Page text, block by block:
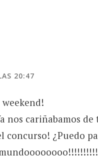
20:47
weekend!
nos cariñabamos
concurso! ¿Puedo